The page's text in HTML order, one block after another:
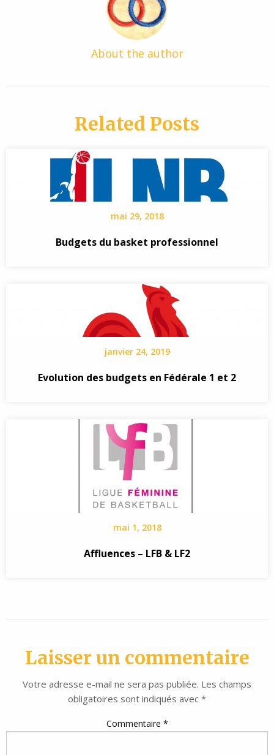
About the author
Related Posts
mai 29, 2018
Budgets du basket professionnel
janvier 24, 2019
Evolution des budgets en Fédérale 1 et 2
mai 1, 2018
Affluences – LFB & LF2
Laisser un commentaire
Votre adresse e-mail ne sera pas publiée. Les champs
obligatoires sont indiqués avec *
Commentaire *